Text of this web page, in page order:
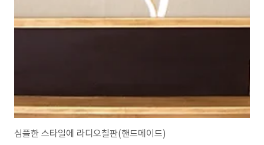
심플한 스타일에 라디오칠판(핸드메이드)